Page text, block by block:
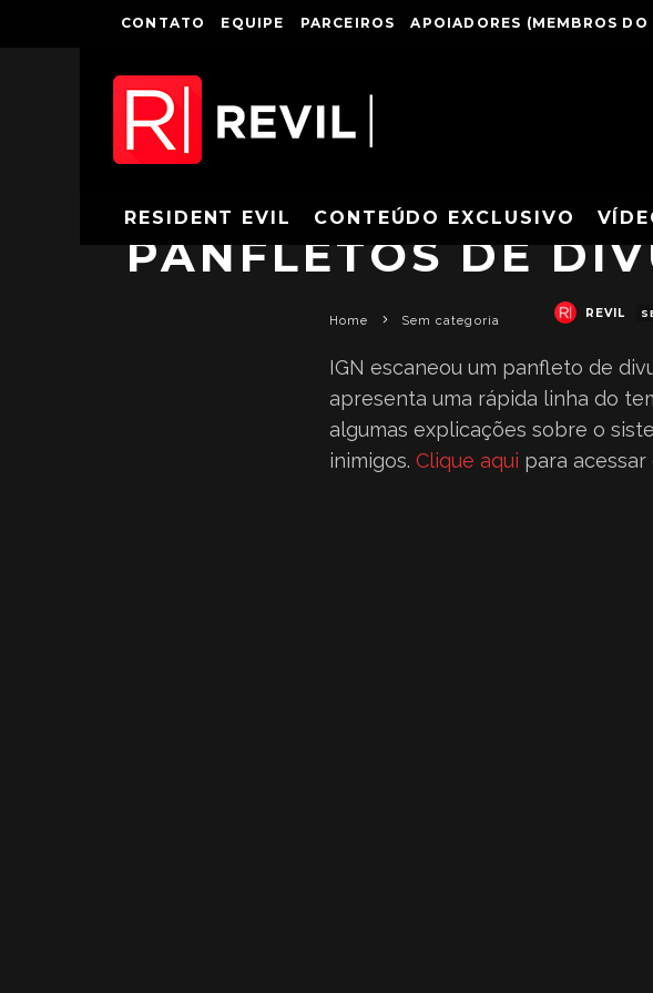
CONTATO EQUIPE PARCEIROS APOIADORES (MEMBROS DO
RESIDENT EVIL CONTEÚDO EXCLUSIVO
PANFLETOS DE
REVIL
Home Sem categoria
IGN escaneou um panfleto de
apresenta uma rápida linha do
algumas explicações sobre o
inimigos. Clique aqui para acessar